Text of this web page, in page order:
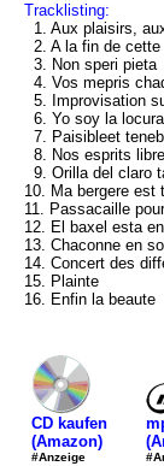
Tracklisting:
1. Aux plaisirs,
2. A la fin de cette
3. Non speri pieta
4. Vos mepris
5. Improvisation
6. Yo soy la
7. Paisibleet
8. Nos esprits
9. Orilla del claro
10. Ma bergere est
11. Passacaille
12. El baxel esta
13. Chaconne en
14. Concert des
15. Plainte
16. Enfin la beaute
CD kaufen
(Amazon)
#Anzeige